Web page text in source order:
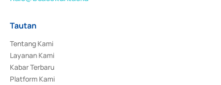
Tautan
Tentang Kami
Layanan Kami
Kabar Terbaru
Platform Kami